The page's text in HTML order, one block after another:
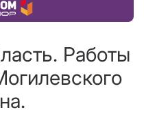
Работы